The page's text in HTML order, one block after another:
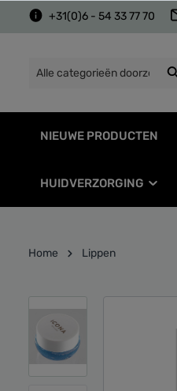
+31(0)6 - 54 33 77 70
NIEUWE PRODUCTEN
HUIDVERZORGING
Home Lippen